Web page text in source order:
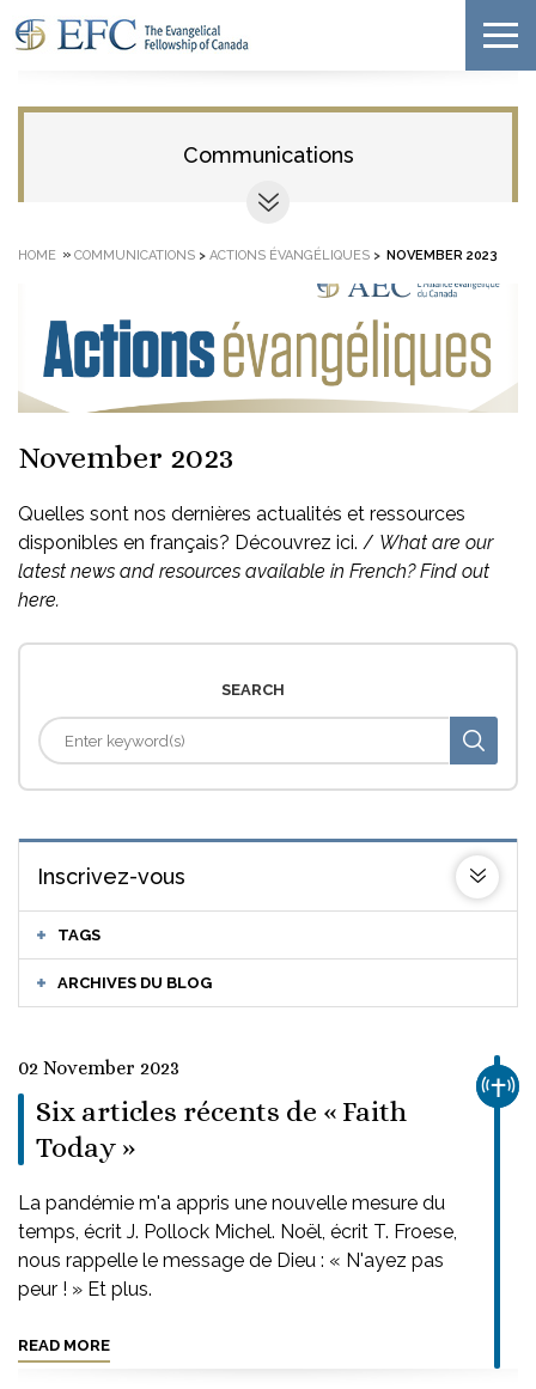
Communications
HOME » COMMUNICATIONS > ACTIONS ÉVANGÉLIQUES > NOVEMBER 2023
November 2023
Quelles sont nos dernières actualités et ressources
disponibles en français? Découvrez ici. / What are our
latest news and resources available in French? Find out
here.
SEARCH
Inscrivez-vous
TAGS
ARCHIVES DU BLOG
02 November 2023
Six articles récents de « Faith
Today »
La pandémie m'a appris une nouvelle mesure du
temps, écrit J. Pollock Michel. Noël, écrit T. Froese,
nous rappelle le message de Dieu : « N'ayez pas
peur ! » Et plus.
READ MORE